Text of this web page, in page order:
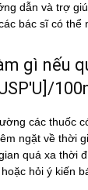
dẫn và trợ
bác sĩ có thể
gì nếu
các thuốc
ngặt về thời
quá xa thời
hỏi ý kiến